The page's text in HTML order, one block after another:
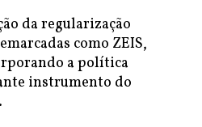
da regularização
como ZEIS,
a política
instrumento do